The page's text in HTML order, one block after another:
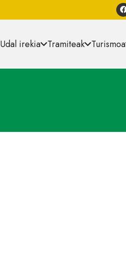
Udal irekia Tramiteak Turismoa